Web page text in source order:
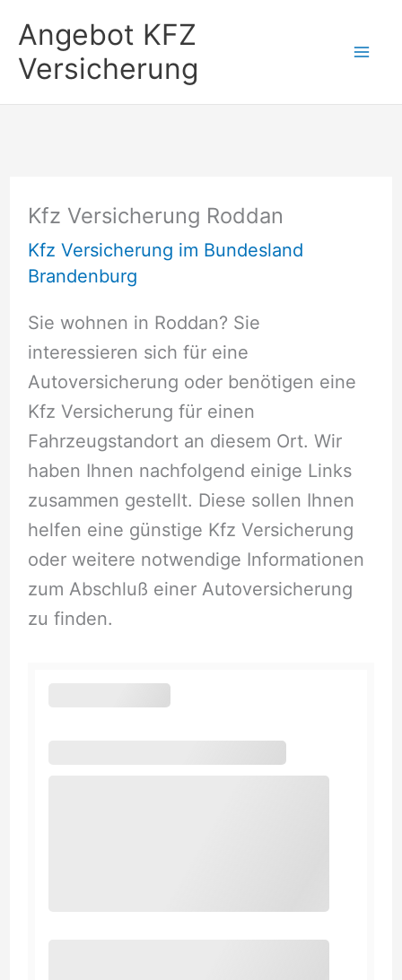
Inhalt
springen
Angebot KFZ
Versicherung
Kfz Versicherung Roddan
Kfz Versicherung im Bundesland
Brandenburg
Sie wohnen in Roddan? Sie
interessieren sich für eine
Autoversicherung oder benötigen eine
Kfz Versicherung für einen
Fahrzeugstandort an diesem Ort. Wir
haben Ihnen nachfolgend einige Links
zusammen gestellt. Diese sollen Ihnen
helfen eine günstige Kfz Versicherung
oder weitere notwendige Informationen
zum Abschluß einer Autoversicherung
zu finden.